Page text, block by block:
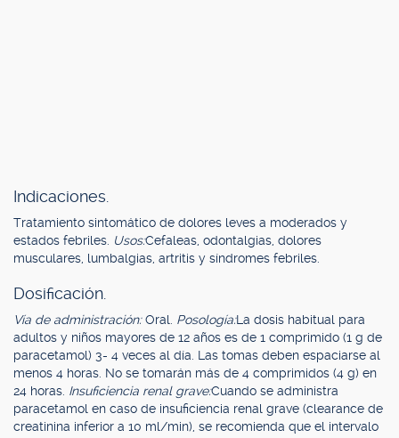
Indicaciones.
Tratamiento sintomático de dolores leves a moderados y
estados febriles. Usos:Cefaleas, odontalgias, dolores
musculares, lumbalgias, artritis y síndromes febriles.
Dosificación.
Vía de administración:Oral. Posología:La dosis habitual para
adultos y niños mayores de 12 años es de 1 comprimido (1 g de
paracetamol) 3- 4 veces al día. Las tomas deben espaciarse al
menos 4 horas. No se tomarán más de 4 comprimidos (4 g) en
24 horas. Insuficiencia renal grave:Cuando se administra
paracetamol en caso de insuficiencia renal grave (clearance de
creatinina inferior a 10 ml/min), se recomienda que el intervalo